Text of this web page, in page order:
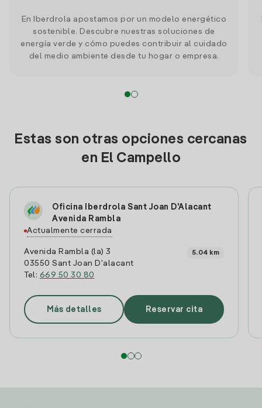
En Iberdrola apostamos por un modelo energético
sostenible. Descubre nuestras soluciones de
energía verde y cómo puedes contribuir al cuidado
del medio ambiente desde tu hogar o empresa.
Estas son otras opciones cercanas
en El Campello
Oficina Iberdrola Sant Joan D'Alacant
Avenida Rambla
Actualmente cerrada
Avenida Rambla (la) 3
03550 Sant Joan D'alacant
Tel: 669 50 30 80
5.04 km
Más detalles Reservar cita